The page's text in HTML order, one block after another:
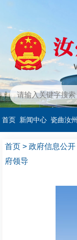
首页 新闻中心 瓷曲汝州
首页 > 政府信息公开
府领导